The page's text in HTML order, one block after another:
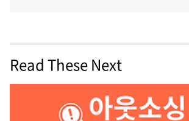
Read These Next